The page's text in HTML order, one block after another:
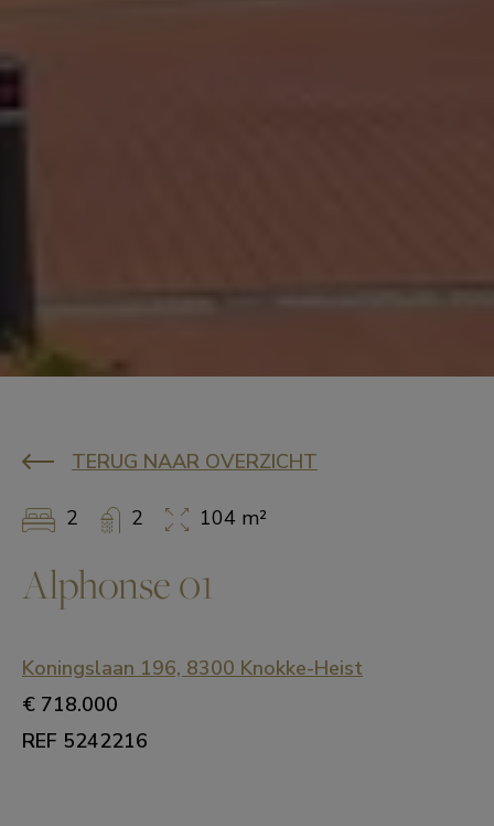
TERUG NAAR OVERZICHT
2 2 104 m²
Alphonse 01
Koningslaan 196, 8300 Knokke-Heist
€ 718.000
REF 5242216